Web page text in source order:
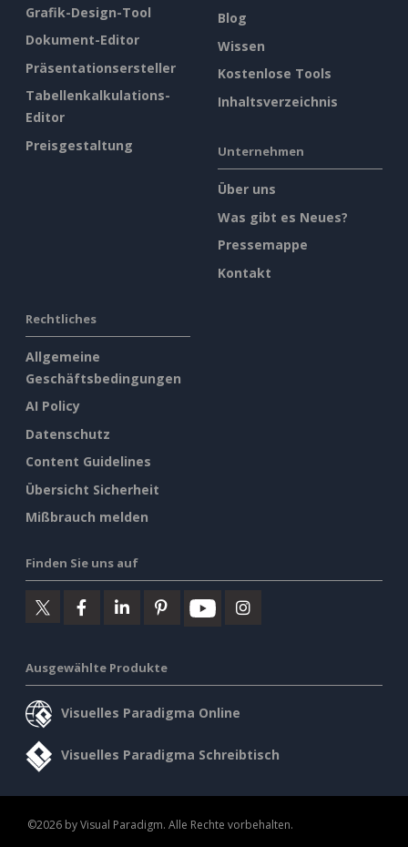
Grafik-Design-Tool
Dokument-Editor
Präsentationsersteller
Tabellenkalkulations-
Editor
Preisgestaltung
Blog
Wissen
Kostenlose Tools
Inhaltsverzeichnis
Unternehmen
Über uns
Was gibt es Neues?
Pressemappe
Kontakt
Rechtliches
Allgemeine
Geschäftsbedingungen
AI Policy
Datenschutz
Content Guidelines
Übersicht Sicherheit
Mißbrauch melden
Finden Sie uns auf
Ausgewählte Produkte
Visuelles Paradigma Online
Visuelles Paradigma Schreibtisch
©2026 by Visual Paradigm. Alle Rechte vorbehalten.